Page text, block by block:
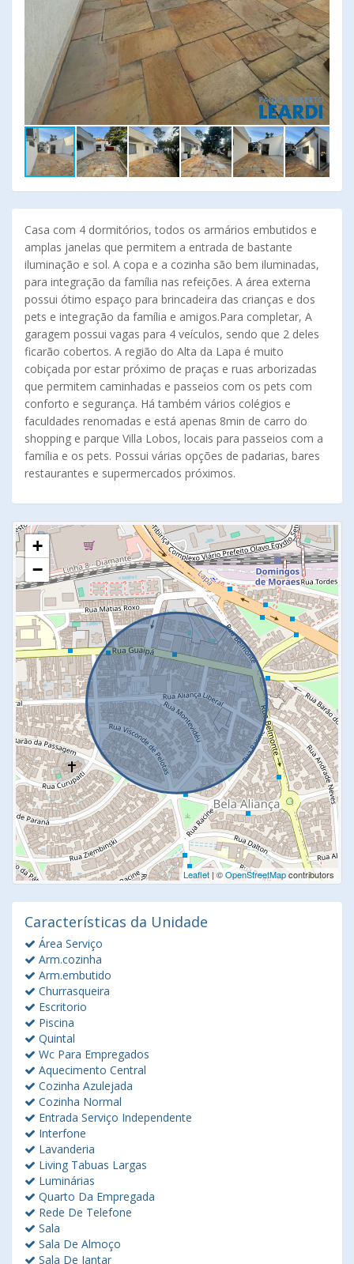
Casa com 4 dormitórios, todos os armários embutidos e
amplas janelas que permitem a entrada de bastante
iluminação e sol. A copa e a cozinha são bem iluminadas,
para integração da família nas refeições. A área externa
possui ótimo espaço para brincadeira das crianças e dos
pets e integração da família e amigos.Para completar, A
garagem possui vagas para 4 veículos, sendo que 2 deles
ficarão cobertos. A região do Alta da Lapa é muito
cobiçada por estar próximo de praças e ruas arborizadas
que permitem caminhadas e passeios com os pets com
conforto e segurança. Há também vários colégios e
faculdades renomadas e está apenas 8min de carro do
shopping e parque Villa Lobos, locais para passeios com a
família e os pets. Possui várias opções de padarias, bares
restaurantes e supermercados próximos.
+
−
Leaflet | ©OpenStreetMapcontributors
Características da Unidade
Área Serviço
Arm.cozinha
Arm.embutido
Churrasqueira
Escritorio
Piscina
Quintal
Wc Para Empregados
Aquecimento Central
Cozinha Azulejada
Cozinha Normal
Entrada Serviço Independente
Interfone
Lavanderia
Living Tabuas Largas
Luminárias
Quarto Da Empregada
Rede De Telefone
Sala
Sala De Almoço
Sala De Jantar